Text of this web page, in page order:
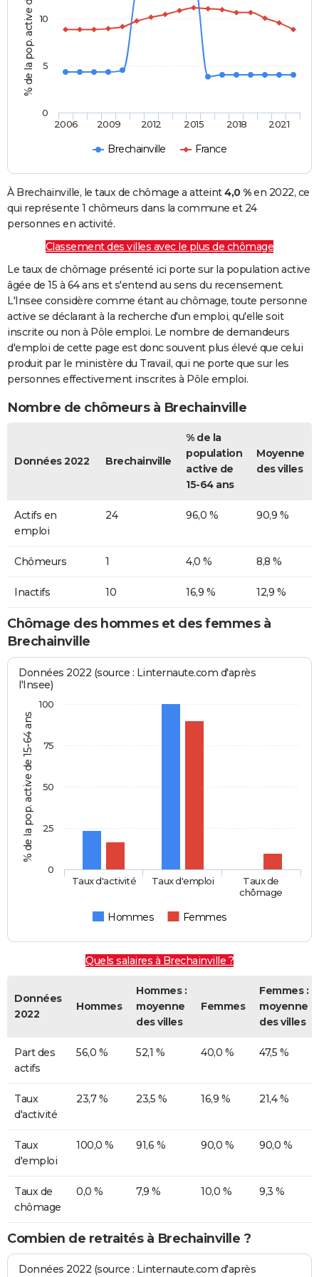
Brechainville France
2006 2009 2012 2015 2018 2021
0
5
10
À Brechainville, le taux de chômage a atteint4,0 %en 2022, ce
qui représente 1 chômeurs dans la commune et 24
personnes en activité.
Classement des villes avec le plus de chômage
Le taux de chômage présenté ici porte sur la population active
âgée de 15 à 64 ans et s'entend au sens du recensement.
L'Insee considère comme étant au chômage, toute personne
active se déclarant à la recherche d'un emploi, qu'elle soit
inscrite ou non à Pôle emploi. Le nombre de demandeurs
d'emploi de cette page est donc souvent plus élevé que celui
produit par le ministère du Travail, qui ne porte que sur les
personnes effectivement inscrites à Pôle emploi.
Nombre de chômeurs à Brechainville
Données 2022 Brechainville
% de la
population
active de
15-64 ans
Moyenne
des villes
Actifs en
emploi
24 96,0 % 90,9 %
Chômeurs 1 4,0 % 8,8 %
Inactifs 10 16,9 % 12,9 %
Chômage des hommes et des femmes à
Brechainville
% de la pop. active de 15-64 ans
Données 2022 (source : Linternaute.com d'après
l'Insee)
Hommes Femmes
Taux d'activité Taux d'emploi
Taux de
chômage
0
25
50
75
100
Quels salaires à Brechainville ?
Données
2022
Hommes
Hommes :
moyenne
des villes
Femmes
Femmes :
moyenne
des villes
Part des
actifs
56,0 % 52,1 % 40,0 % 47,5 %
Taux
d'activité
23,7 % 23,5 % 16,9 % 21,4 %
Taux
d'emploi
100,0 % 91,6 % 90,0 % 90,0 %
Taux de
chômage
0,0 % 7,9 % 10,0 % 9,3 %
Combien de retraités à Brechainville ?
Données 2022 (source : Linternaute.com d'après